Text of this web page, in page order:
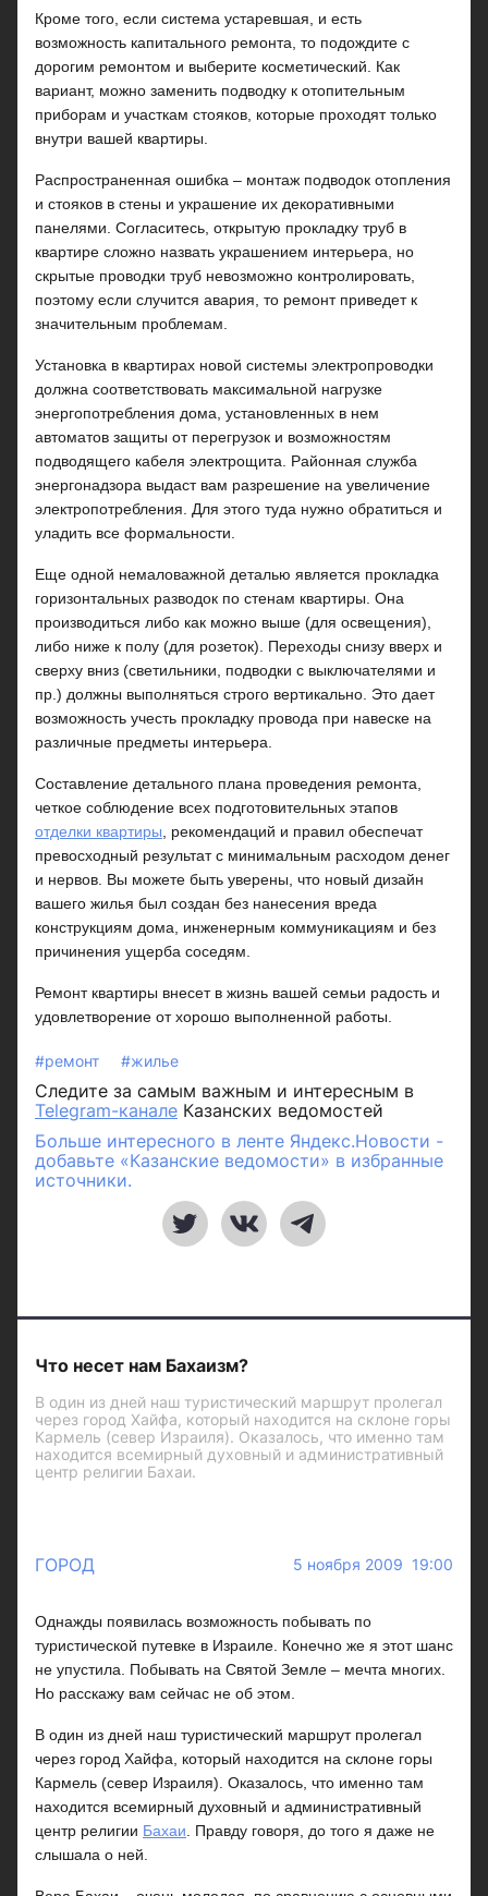
Кроме того, если система устаревшая, и есть
возможность капитального ремонта, то подождите с
дорогим ремонтом и выберите косметический. Как
вариант, можно заменить подводку к отопительным
приборам и участкам стояков, которые проходят только
внутри вашей квартиры.
Распространенная ошибка – монтаж подводок отопления
и стояков в стены и украшение их декоративными
панелями. Согласитесь, открытую прокладку труб в
квартире сложно назвать украшением интерьера, но
скрытые проводки труб невозможно контролировать,
поэтому если случится авария, то ремонт приведет к
значительным проблемам.
Установка в квартирах новой системы электропроводки
должна соответствовать максимальной нагрузке
энергопотребления дома, установленных в нем
автоматов защиты от перегрузок и возможностям
подводящего кабеля электрощита. Районная служба
энергонадзора выдаст вам разрешение на увеличение
электропотребления. Для этого туда нужно обратиться и
уладить все формальности.
Еще одной немаловажной деталью является прокладка
горизонтальных разводок по стенам квартиры. Она
производиться либо как можно выше (для освещения),
либо ниже к полу (для розеток). Переходы снизу вверх и
сверху вниз (светильники, подводки с выключателями и
пр.) должны выполняться строго вертикально. Это дает
возможность учесть прокладку провода при навеске на
различные предметы интерьера.
Составление детального плана проведения ремонта,
четкое соблюдение всех подготовительных этапов
отделки квартиры , рекомендаций и правил обеспечат
превосходный результат с минимальным расходом денег
и нервов. Вы можете быть уверены, что новый дизайн
вашего жилья был создан без нанесения вреда
конструкциям дома, инженерным коммуникациям и без
причинения ущерба соседям.
Ремонт квартиры внесет в жизнь вашей семьи радость и
удовлетворение от хорошо выполненной работы.
#ремонт #жилье
Следите за самым важным и интересным в
Telegram-канале Казанских ведомостей
Больше интересного в ленте Яндекс.Новости -
добавьте «Казанские ведомости» в избранные
источники.
Что несет нам Бахаизм?
В один из дней наш туристический маршрут пролегал
через город Хайфа, который находится на склоне горы
Кармель (север Израиля). Оказалось, что именно там
находится всемирный духовный и административный
центр религии Бахаи.
ГОРОД 5 ноября 2009 19:00
Однажды появилась возможность побывать по
туристической путевке в Израиле. Конечно же я этот шанс
не упустила. Побывать на Святой Земле – мечта многих.
Но расскажу вам сейчас не об этом.
В один из дней наш туристический маршрут пролегал
через город Хайфа, который находится на склоне горы
Кармель (север Израиля). Оказалось, что именно там
находится всемирный духовный и административный
центр религии Бахаи . Правду говоря, до того я даже не
слышала о ней.